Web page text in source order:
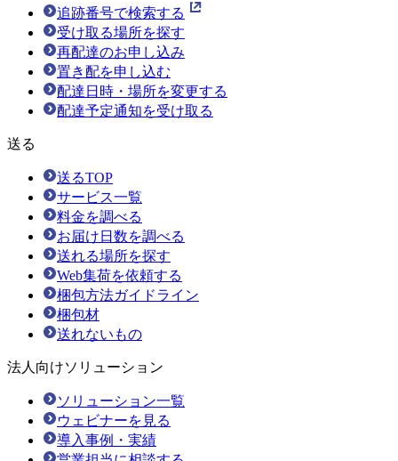
追跡番号で検索する
受け取る場所を探す
再配達のお申し込み
置き配を申し込む
配達日時・場所を変更する
配達予定通知を受け取る
送る
送るTOP
サービス一覧
料金を調べる
お届け日数を調べる
送れる場所を探す
Web集荷を依頼する
梱包方法ガイドライン
梱包材
送れないもの
法人向けソリューション
ソリューション一覧
ウェビナーを見る
導入事例・実績